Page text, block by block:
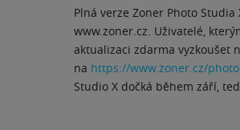
Plná verze Zoner Photo
www.zoner.cz. Uživatelé,
aktualizaci zdarma vyzkoušet
na https://www.zoner.cz/
Studio X dočká během září,